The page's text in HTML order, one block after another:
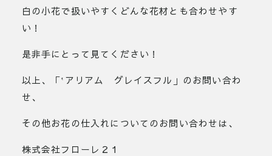
白の小花で扱いやすくどんな花材とも合わせやす
い！
是非手にとって見てください！
以上、「‛アリアム グレイスフル」のお問い合わ
せ、
その他お花の仕入れについてのお問い合わせは、
株式会社フローレ２１